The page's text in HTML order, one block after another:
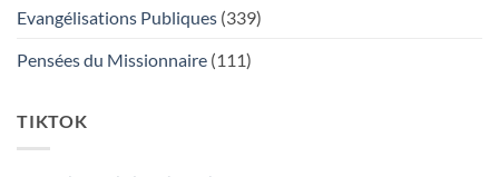
FUNERAILLES,
TON
Evangélisations Publiques (339)
Pensées du Missionnaire (111)
TIKTOK